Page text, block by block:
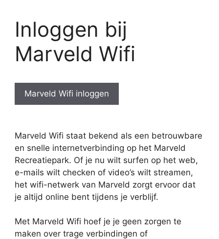
Inloggen bij
Marveld Wifi
Marveld Wifi inloggen
Marveld Wifi staat bekend als een betrouwbare
en snelle internetverbinding op het Marveld
Recreatiepark. Of je nu wilt surfen op het web,
e-mails wilt checken of video’s wilt streamen,
het wifi-netwerk van Marveld zorgt ervoor dat
je altijd online bent tijdens je verblijf.
Met Marveld Wifi hoef je je geen zorgen te
maken over trage verbindingen of